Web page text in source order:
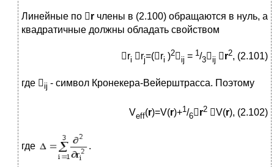
Линейные по r члены в (2.100) обращаются в нуль, а
квадратичные должны обладать свойством
ri rj=(ri )2ij = 1/3ij r2, (2.101)
где ij - символ Кронекера-Вейерштрасса. Поэтому
Veff(r)=V(r)+1 /6r2 V(r), (2.102)
где .